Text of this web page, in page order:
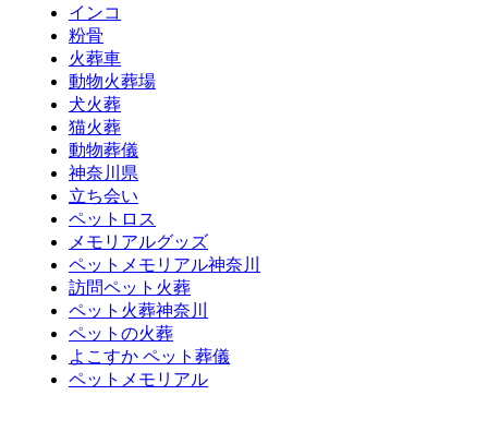
インコ
粉骨
火葬車
動物火葬場
犬火葬
猫火葬
動物葬儀
神奈川県
立ち会い
ペットロス
メモリアルグッズ
ペットメモリアル神奈川
訪問ペット火葬
ペット火葬神奈川
ペットの火葬
よこすか ペット葬儀
ペットメモリアル